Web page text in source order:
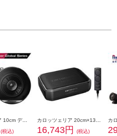
カロッツェリア 10cm デュアルコーンスピーカー TS-G1010F
(税込)
16,743円
(税込)